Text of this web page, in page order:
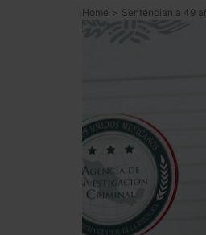
Home >